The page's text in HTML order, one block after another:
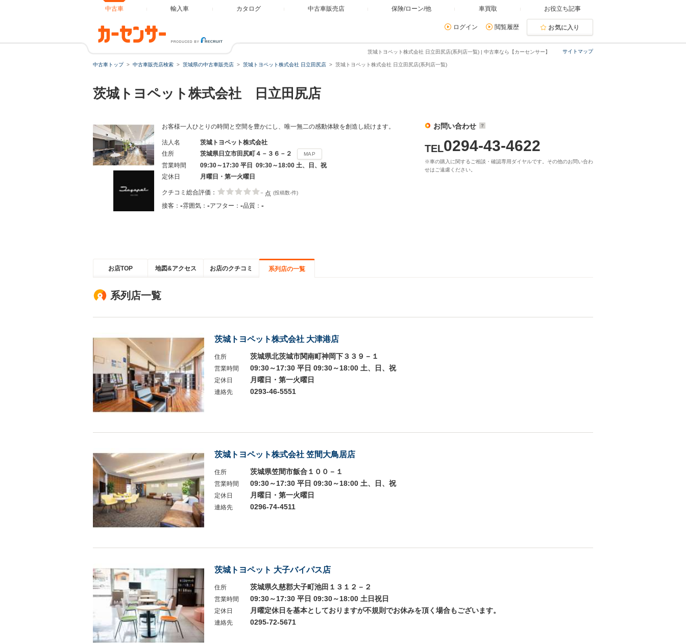
中古車 輸入車 カタログ 中古車販売店 保険/ローン/他 車買取 お役立ち記事
ログイン 閲覧履歴 お気に入り
サイトマップ
茨城トヨペット株式会社 日立田尻店(系列店一覧) | 中古車なら【カーセンサー】
中古車トップ 中古車販売店検索 茨城県の中古車販売店 茨城トヨペット株式会社 日立田尻店 茨城トヨペット株式会社 日立田尻店(系列店一覧)
茨城トヨペット株式会社 日立田尻店
お客様一人ひとりの時間と空間を豊かにし、唯一無二の感動体験を創造し続けます。
法人名
茨城トヨペット株式会社
住所
茨城県日立市田尻町４－３６－２ MAP
営業時間
09:30～17:30 平日 09:30～18:00 土、日、祝
定休日
月曜日・第一火曜日
クチコミ総合評価： - 点 (投稿数-件)
接客： -雰囲気： -アフター： -品質： -
お問い合わせ
TEL0294-43-4622
※車の購入に関するご相談・確認専用ダイヤルです。その他のお問い合わ
せはご遠慮ください。
お店TOP 地図&アクセス お店のクチコミ 系列店の一覧
系列店一覧
茨城トヨペット株式会社 大津港店
住所 茨城県北茨城市関南町神岡下３３９－１
営業時間 09:30～17:30 平日 09:30～18:00 土、日、祝
定休日 月曜日・第一火曜日
連絡先 0293-46-5551
茨城トヨペット株式会社 笠間大鳥居店
住所 茨城県笠間市飯合１００－１
営業時間 09:30～17:30 平日 09:30～18:00 土、日、祝
定休日 月曜日・第一火曜日
連絡先 0296-74-4511
茨城トヨペット 大子バイパス店
住所 茨城県久慈郡大子町池田１３１２－２
営業時間 09:30～17:30 平日 09:30～18:00 土日祝日
定休日 月曜定休日を基本としておりますが不規則でお休みを頂く場合もございます。
連絡先 0295-72-5671